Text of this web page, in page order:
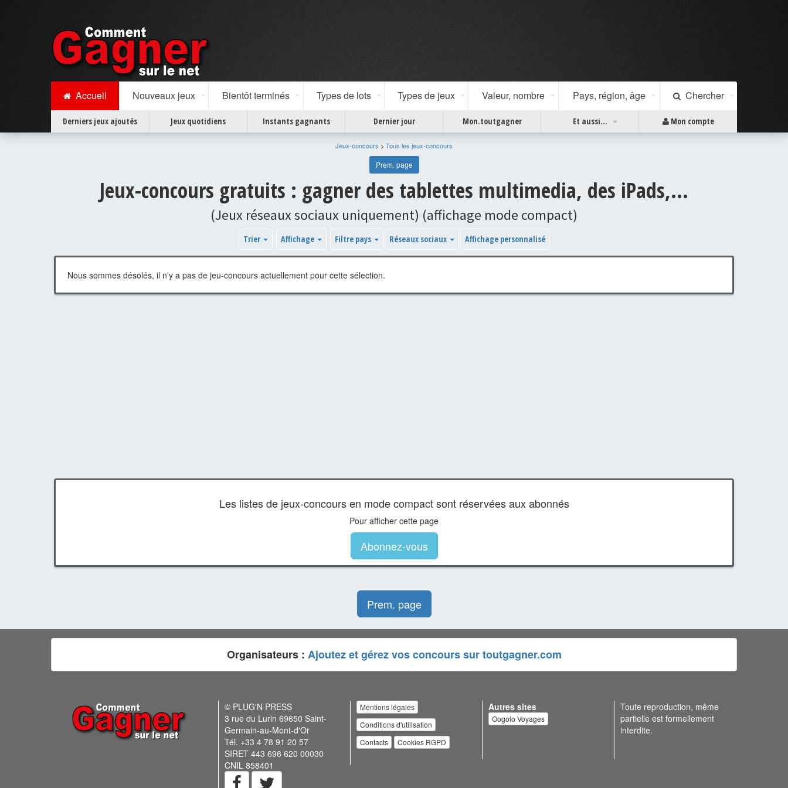
Accueil Nouveaux jeux Bientôt terminés Types de lots Types de jeux Valeur, nombre Pays, région, âge Chercher
Derniers jeux ajoutés Jeux quotidiens Instants gagnants Dernier jour Mon.toutgagner Et aussi... Mon compte
Jeux-concours > Tous les jeux-concours
Prem. page
Jeux-concours gratuits : gagner des tablettes multimedia, des iPads,...
(Jeux réseaux sociaux uniquement) (affichage mode compact)
Trier Affichage Filtre pays Réseaux sociaux Affichage personnalisé
Nous sommes désolés, il n'y a pas de jeu-concours actuellement pour cette sélection.
Les listes de jeux-concours en mode compact sont réservées aux abonnés
Pour afficher cette page
Abonnez-vous
Prem. page
Organisateurs : Ajoutez et gérez vos concours sur toutgagner.com
© PLUG'N PRESS
3 rue du Lurin 69650 Saint-
Germain-au-Mont-d'Or
Tél. +33 4 78 91 20 57
SIRET 443 696 620 00030
CNIL 858401
Mentions légales
Conditions d'utilisation
Contacts
Cookies RGPD
Autres sites
Oogolo Voyages
Toute reproduction, même
partielle est formellement
interdite.